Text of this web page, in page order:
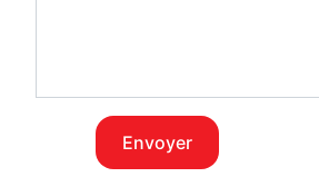
Envoyer